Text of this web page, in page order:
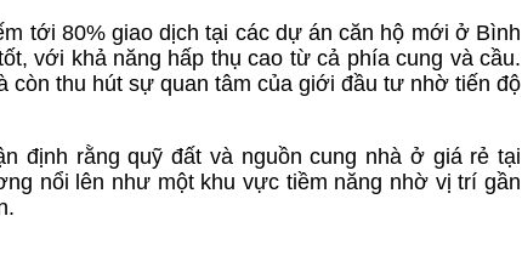
tới 80% giao dịch tại các dự án căn hộ mới ở Bình
với khả năng hấp thụ cao từ cả phía cung và cầu.
thu hút sự quan tâm của giới đầu tư nhờ tiến độ
định rằng quỹ đất và nguồn cung nhà ở giá rẻ tại
nổi lên như một khu vực tiềm năng nhờ vị trí gần